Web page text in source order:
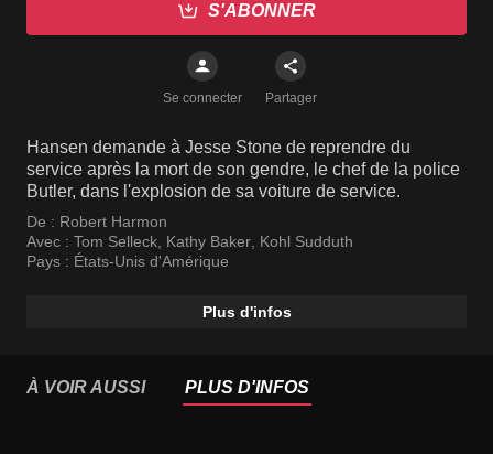
S'ABONNER
Se connecter Partager
Hansen demande à Jesse Stone de reprendre du
service après la mort de son gendre, le chef de la police
Butler, dans l'explosion de sa voiture de service.
De : Robert Harmon
Avec : Tom Selleck Kathy Baker Kohl Sudduth
Pays : États-Unis d'Amérique
Plus d'infos
À VOIR AUSSI PLUS D'INFOS